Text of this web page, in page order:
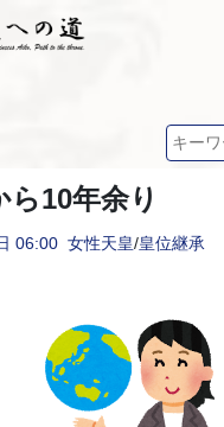
ら10年余り
06:00 女性天皇/皇位継承